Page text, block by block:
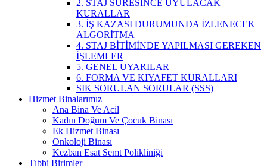
2. STAJ SÜRESİNCE UYULACAK
KURALLAR
3. İŞ KAZASI DURUMUNDA İZLENECEK
ALGORİTMA
4. STAJ BİTİMİNDE YAPILMASI GEREKEN
İŞLEMLER
5. GENEL UYARILAR
6. FORMA VE KIYAFET KURALLARI
SIK SORULAN SORULAR (SSS)
Hizmet Binalarımız
Ana Bina Ve Acil
Kadın Doğum Ve Çocuk Binası
Ek Hizmet Binası
Onkoloji Binası
Kezban Esat Semt Polikliniği
Tıbbi Birimler